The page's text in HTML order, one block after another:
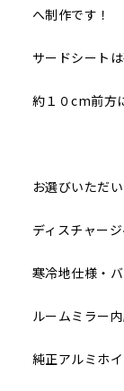
へ制作です！
サードシート
約１０cm前方
お選びいただい
ディスチャー
寒冷地仕様・
ルームミラー
純正アルミホ